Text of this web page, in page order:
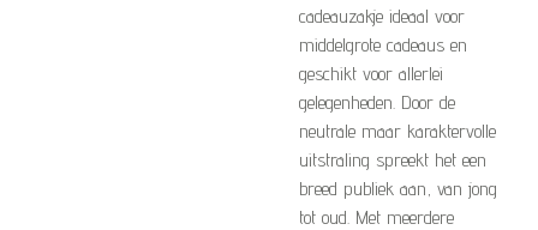
cadeauzakje ideaal voor
middelgrote cadeaus en
geschikt voor allerlei
gelegenheden. Door de
neutrale maar karaktervolle
uitstraling spreekt het een
breed publiek aan, van jong
tot oud. Met meerdere